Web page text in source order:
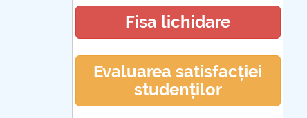
Fisa lichidare
Evaluarea satisfacției
studenților